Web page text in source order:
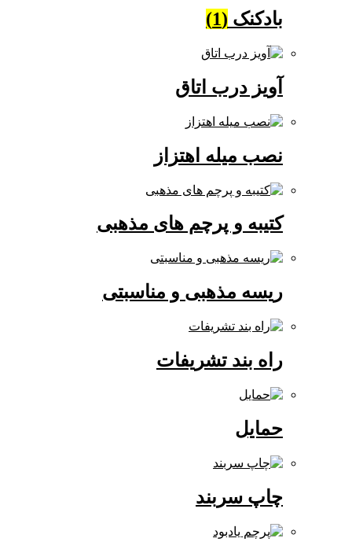
آویز درب اتاق
نصب میله اهتزاز
کتیبه و پرچم های مذهبی
ریسه مذهبی و مناسبتی
راه بند تشریفات
چاپ سربند